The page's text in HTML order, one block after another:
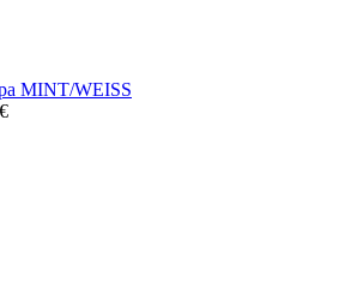
MINT/WEISS